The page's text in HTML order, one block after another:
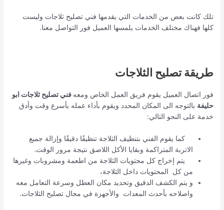
تلك كانت بعض من الخدمات التي يقدمها فني تصليح ثلاجات وليست
كلها فهناك مختلف الخدمات يلمسها العميل فور التواصل معنا.
طريقة تصليح الثلاجات
فور اتصال العميل يقوم فريق العمل الخاص ومعه فني تصليح ثلاجات ابو
حليفة بالتوجه الى المكان المحدد ويقوم بأداء عمله بأسرع وقت وأدق
خدمة على النحو التالي:
كما يقوم الفني بتنظيف الثلاجة تنظيفًا دقيقًا وإزالة جميع
الاتربة المتراكمة وبقايا الأكل اللاصق نتيجة مرور الوقت.
يتم إخراج كل محتويات الثلاجة من اطعمة ومشروبات وغيرها
من كل المحتويات داخل الثلاجة،
و يتم الكشف الدقيق وتحديد مكان العطل وسرعة التعامل معه
واصلاحه بأحدث المعدات والأجهزة في مجال تصليح الثلاجات.